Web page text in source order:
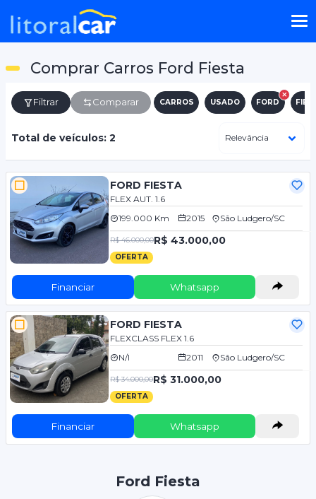
Comprar Carros Ford Fiesta
Filtrar Comparar CARROS USADO FORD
Total de veículos: 2
FORD FIESTA
FLEX AUT. 1.6
199.000 Km
2015 São Ludgero/SC
R$ 46.000,00R$ 43.000,00
OFERTA
Financiar Whatsapp
FORD FIESTA
FLEXCLASS FLEX 1.6
N/I
2011 São Ludgero/SC
R$ 34.000,00R$ 31.000,00
OFERTA
Financiar Whatsapp
Ford Fiesta